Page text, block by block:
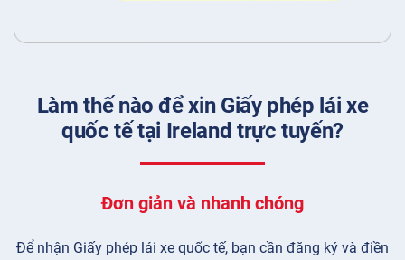
Làm thế nào để xin Giấy phép lái xe
quốc tế tại Ireland trực tuyến?
Đơn giản và nhanh chóng
Để nhận Giấy phép lái xe quốc tế, bạn cần đăng ký và điền